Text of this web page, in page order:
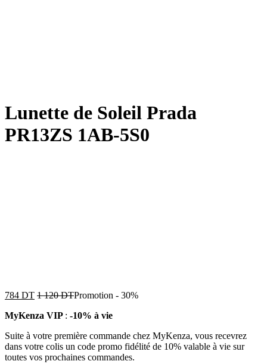
Lunette de Soleil Prada
PR13ZS 1AB-5S0
784 DT 1 120DTPromotion - 30%
MyKenza VIP : -10% à vie
Suite à votre première commande chez MyKenza, vous recevrez
dans votre colis un code promo fidélité de 10% valable à vie sur
toutes vos prochaines commandes.